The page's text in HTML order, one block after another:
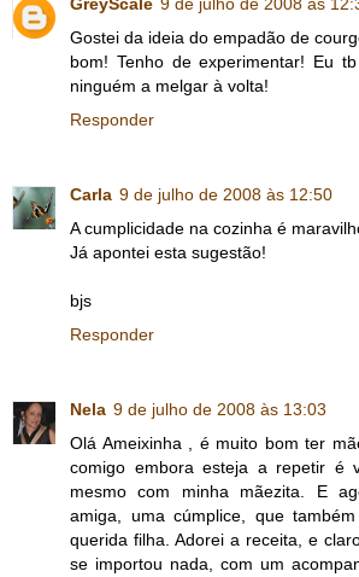
Gostei da ideia do empadão de
bom! Tenho de experimentar! Eu
ninguém a melgar à volta!
Responder
Carla 9 de julho de 2008 às 12:50
A cumplicidade na cozinha é
Já apontei esta sugestão!
bjs
Responder
Nela 9 de julho de 2008 às 13:03
Olá Ameixinha , é muito bom ter
comigo embora esteja a repetir é
mesmo com minha mãezita. E
amiga, uma cúmplice, que
querida filha. Adorei a receita, e
se importou nada, com um